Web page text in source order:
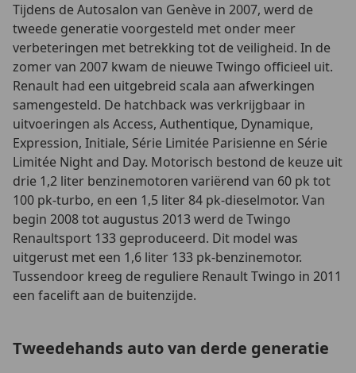
Tijdens de Autosalon van Genève in 2007, werd de
tweede generatie voorgesteld met onder meer
verbeteringen met betrekking tot de veiligheid. In de
zomer van 2007 kwam de nieuwe Twingo officieel uit.
Renault had een uitgebreid scala aan afwerkingen
samengesteld. De hatchback was verkrijgbaar in
uitvoeringen als Access, Authentique, Dynamique,
Expression, Initiale, Série Limitée Parisienne en Série
Limitée Night and Day. Motorisch bestond de keuze uit
drie 1,2 liter benzinemotoren variërend van 60 pk tot
100 pk-turbo, en een 1,5 liter 84 pk-dieselmotor. Van
begin 2008 tot augustus 2013 werd de Twingo
Renaultsport 133 geproduceerd. Dit model was
uitgerust met een 1,6 liter 133 pk-benzinemotor.
Tussendoor kreeg de reguliere Renault Twingo in 2011
een facelift aan de buitenzijde.
Tweedehands auto van derde generatie